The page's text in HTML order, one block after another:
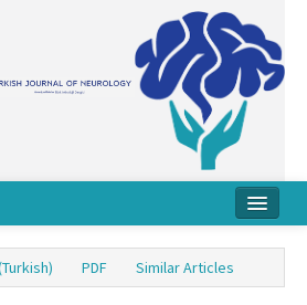
PDF Similar Articles